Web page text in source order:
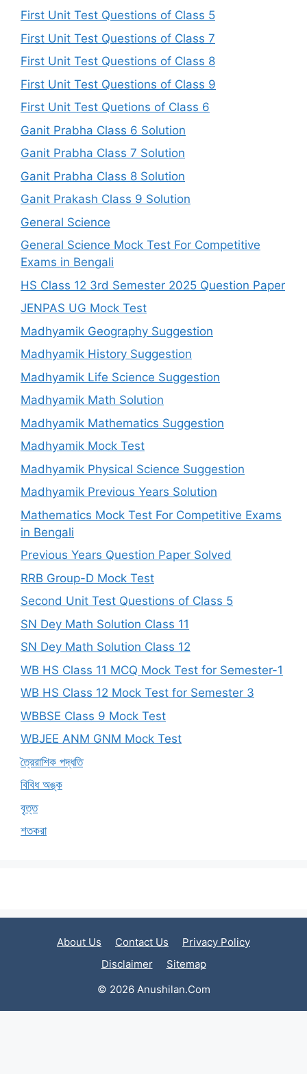
First Unit Test Questions of Class 5
First Unit Test Questions of Class 7
First Unit Test Questions of Class 8
First Unit Test Questions of Class 9
First Unit Test Quetions of Class 6
Ganit Prabha Class 6 Solution
Ganit Prabha Class 7 Solution
Ganit Prabha Class 8 Solution
Ganit Prakash Class 9 Solution
General Science
General Science Mock Test For Competitive
Exams in Bengali
HS Class 12 3rd Semester 2025 Question Paper
JENPAS UG Mock Test
Madhyamik Geography Suggestion
Madhyamik History Suggestion
Madhyamik Life Science Suggestion
Madhyamik Math Solution
Madhyamik Mathematics Suggestion
Madhyamik Mock Test
Madhyamik Physical Science Suggestion
Madhyamik Previous Years Solution
Mathematics Mock Test For Competitive Exams
in Bengali
Previous Years Question Paper Solved
RRB Group-D Mock Test
Second Unit Test Questions of Class 5
SN Dey Math Solution Class 11
SN Dey Math Solution Class 12
WB HS Class 11 MCQ Mock Test for Semester-1
WB HS Class 12 Mock Test for Semester 3
WBBSE Class 9 Mock Test
WBJEE ANM GNM Mock Test
ত্রৈরাশিক পদ্ধতি
বিবিধ অঙ্ক
বৃত্ত
শতকরা
About Us Contact Us
Privacy Policy
Disclaimer
Sitemap
© 2026 Anushilan.Com